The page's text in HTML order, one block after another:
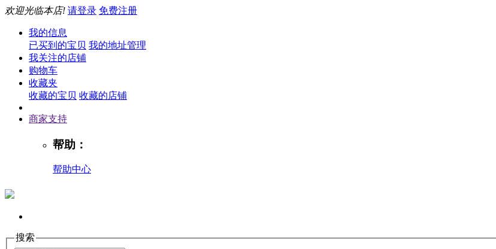
欢迎光临本店! 请登录 免费注册
我的信息
已买到的宝贝 我的地址管理
我关注的店铺
购物车
收藏夹
收藏的宝贝 收藏的店铺
商家支持
帮助：
帮助中心
搜索